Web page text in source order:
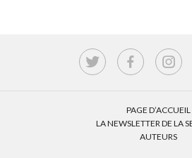
PAGE D’ACCUEIL
LA NEWSLETTER DE LA
AUTEURS